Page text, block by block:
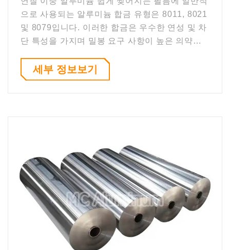
으로 사용되는 알루미늄 합금 유형은 8011, 8021
및 8079입니다. 이러한 합금은 우수한 연성 및 차
단 특성을 가지며 밀봉 요구 사항이 높은 의약품
세부 정보보기